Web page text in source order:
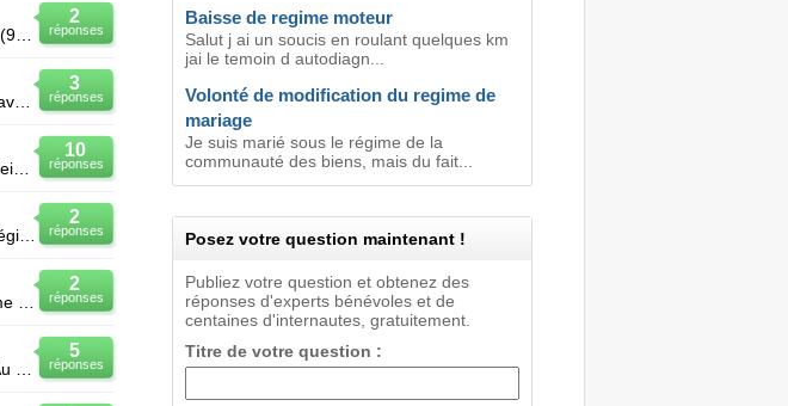
2
réponses
Le moteur "pompe" (variation du régime moteur) ; j'ai changé l'essence (95), le jerrycan, la bougie,
3
réponses
Je recherche donnees sur un inverseur montees sur un bateau de 6 m avec moteur ford2401e aucu
10
réponses
Une fois la tondeuse démarrée, le moteur n'arrête pas d'osciller entre plein régime et bas régime
2
réponses
Bonjour j'ai démarré le travail de 1968 a 1972 au régime général, puis régime des commercant de 197
2
réponses
5
réponses
Baisse de regime moteur
Salut j ai un soucis en roulant quelques km
jai le temoin d autodiagn...
Volonté de modification du regime de
mariage
Je suis marié sous le régime de la
communauté des biens, mais du fait...
Posez votre question maintenant !
Publiez votre question et obtenez des
réponses d'experts bénévoles et de
centaines d'internautes, gratuitement.
Titre de votre question :